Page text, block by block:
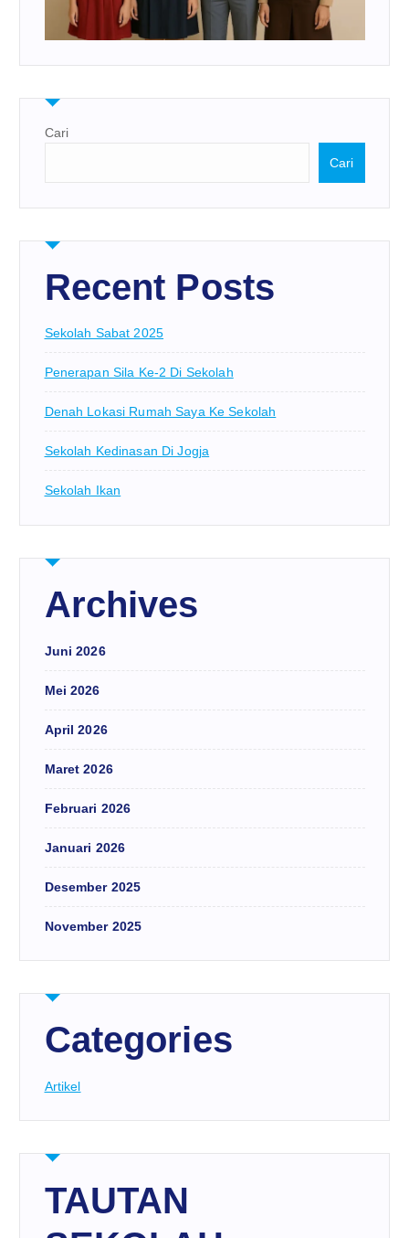
Cari
Cari
Recent Posts
Sekolah Sabat 2025
Penerapan Sila Ke-2 Di Sekolah
Denah Lokasi Rumah Saya Ke Sekolah
Sekolah Kedinasan Di Jogja
Sekolah Ikan
Archives
Juni 2026
Mei 2026
April 2026
Maret 2026
Februari 2026
Januari 2026
Desember 2025
November 2025
Categories
Artikel
TAUTAN